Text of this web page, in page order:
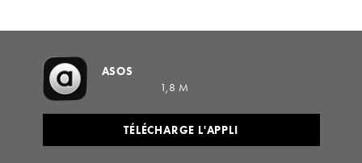
ASOS
1,8 M
TÉLÉCHARGE L'APPLI